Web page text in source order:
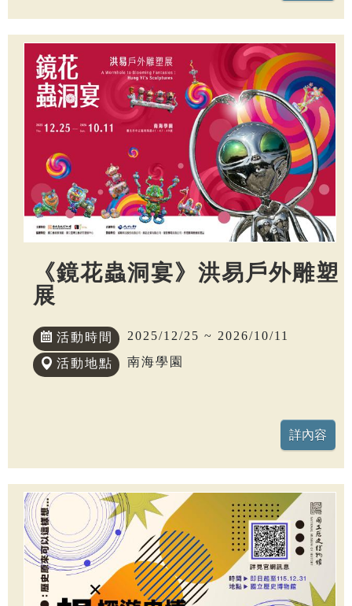
《鏡花蟲洞宴》洪易戶外雕塑
展
活動時間 2025/12/25 ~ 2026/10/11
活動地點 南海學園